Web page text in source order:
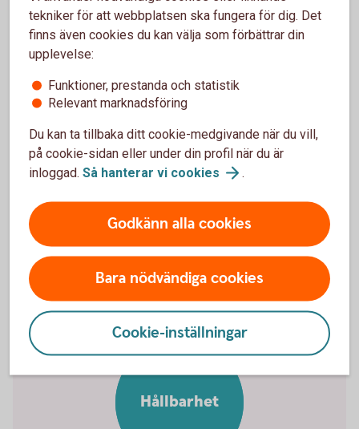
Vad är pensionsfonder?
Pensionsfonder, eller generationsfonder, är en speciell typ
pensionsfonder – Transfer – är anpassade efter vilket år
du är född. Till exempel är Transfer 60 en "60-talistfond"
som passar dig som är född på 60-talet. Fördelningen
mellan aktier och räntebärande värdepapper förändras över
tiden beroende på marknadsläget och hur lång tid du har
kvar till pensionen.
Klimat och hållbarhet i fokus i
Transferfonderna
Hållbarhet
tekniker för att webbplatsen ska fungera för dig. Det
finns även cookies du kan välja som förbättrar din
upplevelse:
Funktioner, prestanda och statistik
Relevant marknadsföring
Du kan ta tillbaka ditt cookie-medgivande när du vill,
på cookie-sidan eller under din profil när du är
inloggad. Så hanterar vi cookies .
Godkänn alla cookies
Bara nödvändiga cookies
Cookie-inställningar